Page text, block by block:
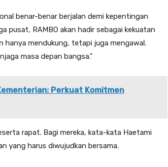
benar-benar berjalan demi kepentingan
pusat, RAMBO akan hadir sebagai kekuatan
hanya mendukung, tetapi juga mengawal.
masa depan bangsa.”
Perkuat Komitmen
rapat. Bagi mereka, kata-kata Haetami
yang harus diwujudkan bersama.